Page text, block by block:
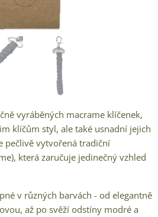
vyráběných macrame klíčenek,
klíčům styl, ale také usnadní jejich
pečlivě vytvořená tradiční
která zaručuje jedinečný vzhled
v různých barvách - od elegantně
až po svěží odstíny modré a